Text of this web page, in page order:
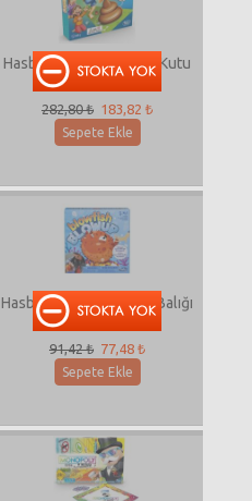
Hasbro Üzerine Basma Kutu
Oyunu E2489
282,80 ₺ 183,82 ₺
Sepete Ekle
Hasbro Yaramaz Balon Balığı
E3255
91,42 ₺ 77,48 ₺
Sepete Ekle